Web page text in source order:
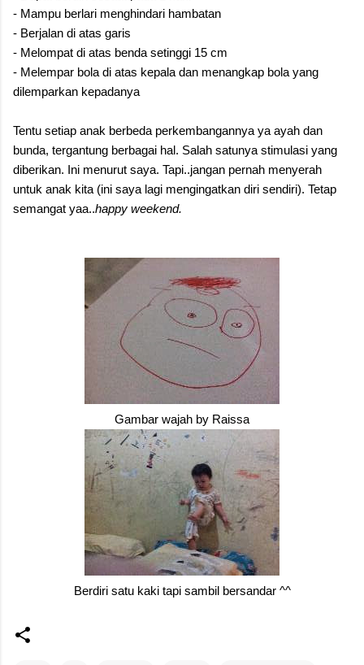
- Mampu berlari menghindari hambatan
- Berjalan di atas garis
- Melompat di atas benda setinggi 15 cm
- Melempar bola di atas kepala dan menangkap bola yang
dilemparkan kepadanya
Tentu setiap anak berbeda perkembangannya ya ayah dan
bunda, tergantung berbagai hal. Salah satunya stimulasi yang
diberikan. Ini menurut saya. Tapi..jangan pernah menyerah
untuk anak kita (ini saya lagi mengingatkan diri sendiri). Tetap
semangat yaa..happy weekend.
Gambar wajah by Raissa
Berdiri satu kaki tapi sambil bersandar ^^